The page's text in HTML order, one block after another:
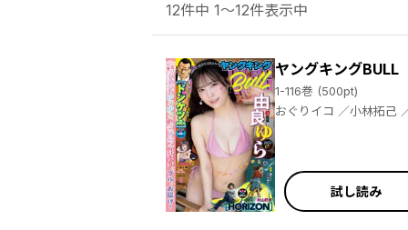
12件中 1～12件表示中
ヤングキングBULL
1-116巻 (500pt)
おぐりイコ ／小林拓己 ／渡邊ダイスケ ／若林健次 ／三倉ゆめ ／岩城宏士 ／田中現兎 ／横山旬 ／中田あも ／芹沢直樹 ／詩原ヒロ ／大山満千 ／伊藤静 ／熊田龍泉 ／大島永遠 ／ラズウェル細木 ／さいのすけ ／髙橋ツトム ／たーし ／塩崎雄二 ／永田晃一 ／小池田マヤ ／渡邊ダイスケ ／永田諒 ／中田あも ／霧巴ころは ／若菜 ／ジョージ秋山 ／楠本哲 ／レノＴＳ ／染春 ／柳内大樹 ／中原開平 ／臓内ニガツ ／宙将 ／関口太郎 ／霜月かいり ／小幡文生 ／レノＴＳ ／細川忠孝
試し読み